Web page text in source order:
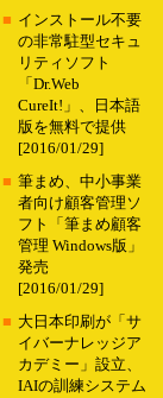
■ インストール不要
の非常駐型セキュ
リティソフト
「Dr.Web
CureIt!」、日本語
版を無料で提供
[2016/01/29]
■ 筆まめ、中小事業
者向け顧客管理ソ
フト「筆まめ顧客
管理 Windows版」
発売
[2016/01/29]
■ 大日本印刷が「サ
イバーナレッジア
カデミー」設立、
IAIの訓練システム